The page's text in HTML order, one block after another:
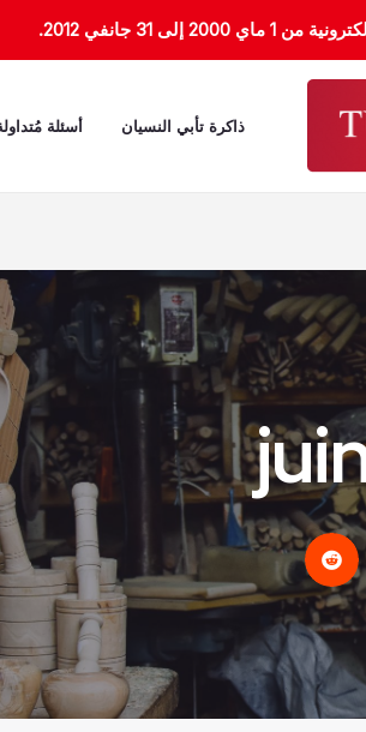
31 جانفي 2012.
ذاكرة تأبي النسيان أسئلة